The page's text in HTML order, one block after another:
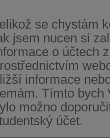
se chystám
jsem nucen si
o účtech
informace
Tímto bych
možno
účet.